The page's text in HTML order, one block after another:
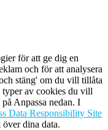
för att ge dig en
och för att analysera
stäng' om du vill tillåta
av cookies du vill
Anpassa nedan. I
Data Responsibility Site
dina data.